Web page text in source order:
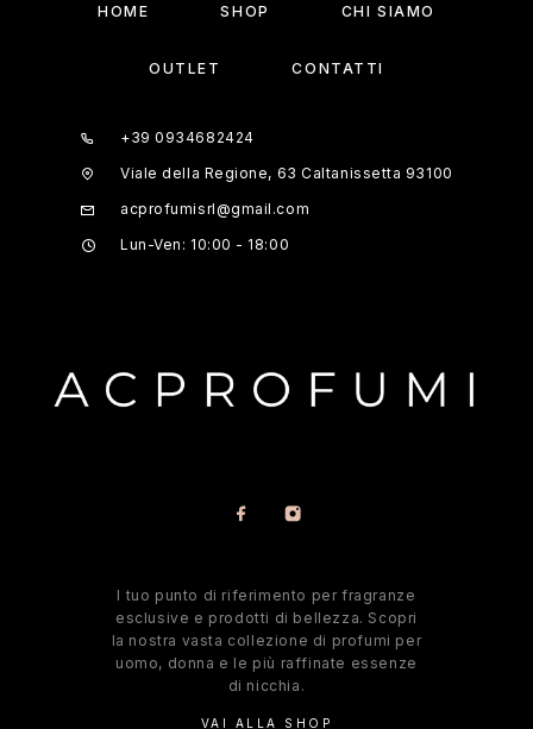
HOME SHOP CHI SIAMO
OUTLET CONTATTI
+39 0934682424
Viale della Regione, 63 Caltanissetta 93100
acprofumisrl@gmail.com
Lun-Ven: 10:00 - 18:00
l tuo punto di riferimento per fragranze
esclusive e prodotti di bellezza. Scopri
la nostra vasta collezione di profumi per
uomo, donna e le più raffinate essenze
di nicchia.
VAI ALLA SHOP